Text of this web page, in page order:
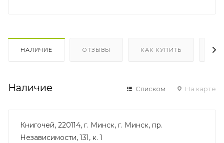
НАЛИЧИЕ ОТЗЫВЫ КАК КУПИТЬ
Наличие Списком На карте
Книгочей, 220114, г. Минск, г. Минск, пр.
Независимости, 131, к. 1